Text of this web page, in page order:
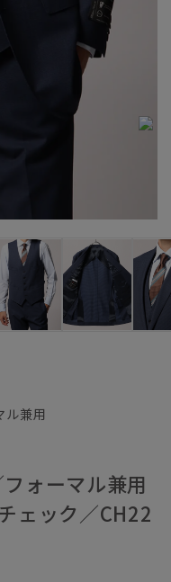
ル兼用
ォーマル兼用
ェック／CH22